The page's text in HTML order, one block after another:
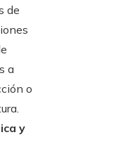
de
a
o
y